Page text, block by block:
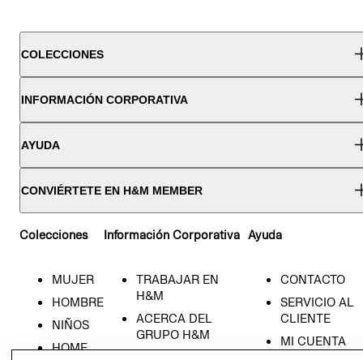
COLECCIONES
INFORMACIÓN CORPORATIVA
AYUDA
CONVIÉRTETE EN H&M MEMBER
Colecciones
MUJER
HOMBRE
NIÑOS
HOME
Información Corporativa
TRABAJAR EN
H&M
ACERCA DEL
GRUPO H&M
Ayuda
CONTACTO
SERVICIO AL
CLIENTE
MI CUENTA